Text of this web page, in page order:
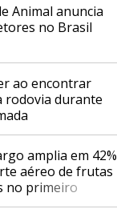
Animal anuncia
no Brasil
ao encontrar
rodovia durante
amplia em 42%
aéreo de frutas
no primeiro